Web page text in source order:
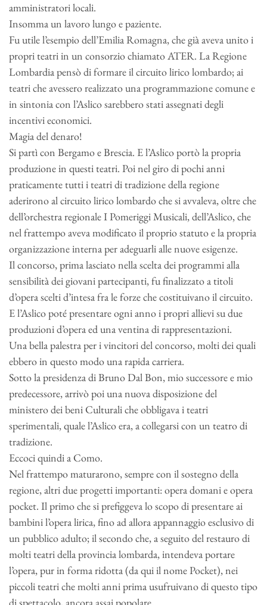
amministratori locali.
Insomma un lavoro lungo e paziente.
Fu utile l’esempio dell’Emilia Romagna, che già aveva unito i
propri teatri in un consorzio chiamato ATER. La Regione
Lombardia pensò di formare il circuito lirico lombardo; ai
teatri che avessero realizzato una programmazione comune e
in sintonia con l’Aslico sarebbero stati assegnati degli
incentivi economici.
Magia del denaro!
Si partì con Bergamo e Brescia. E l’Aslico portò la propria
produzione in questi teatri. Poi nel giro di pochi anni
praticamente tutti i teatri di tradizione della regione
aderirono al circuito lirico lombardo che si avvaleva, oltre che
dell’orchestra regionale I Pomeriggi Musicali, dell’Aslico, che
nel frattempo aveva modificato il proprio statuto e la propria
organizzazione interna per adeguarli alle nuove esigenze.
Il concorso, prima lasciato nella scelta dei programmi alla
sensibilità dei giovani partecipanti, fu finalizzato a titoli
d’opera scelti d’intesa fra le forze che costituivano il circuito.
E l’Aslico poté presentare ogni anno i propri allievi su due
produzioni d’opera ed una ventina di rappresentazioni.
Una bella palestra per i vincitori del concorso, molti dei quali
ebbero in questo modo una rapida carriera.
Sotto la presidenza di Bruno Dal Bon, mio successore e mio
predecessore, arrivò poi una nuova disposizione del
ministero dei beni Culturali che obbligava i teatri
sperimentali, quale l’Aslico era, a collegarsi con un teatro di
tradizione.
Eccoci quindi a Como.
Nel frattempo maturarono, sempre con il sostegno della
regione, altri due progetti importanti: opera domani e opera
pocket. Il primo che si prefiggeva lo scopo di presentare ai
bambini l’opera lirica, fino ad allora appannaggio esclusivo di
un pubblico adulto; il secondo che, a seguito del restauro di
molti teatri della provincia lombarda, intendeva portare
l’opera, pur in forma ridotta (da qui il nome Pocket), nei
piccoli teatri che molti anni prima usufruivano di questo tipo